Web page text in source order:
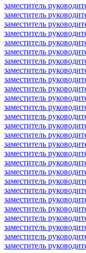
заместитель
заместитель
заместитель
заместитель
заместитель
заместитель
заместитель
заместитель
заместитель
заместитель
заместитель
заместитель
заместитель
заместитель
заместитель
заместитель
заместитель
заместитель
заместитель
заместитель
заместитель
заместитель
заместитель
заместитель
заместитель
заместитель
заместитель